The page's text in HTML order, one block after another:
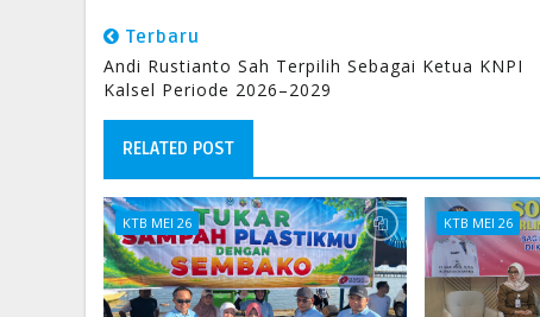
Terbaru
Andi Rustianto Sah Terpilih Sebagai Ketua KNPI
Kalsel Periode 2026–2029
RELATED POST
KTB MEI 26 KTB MEI 26